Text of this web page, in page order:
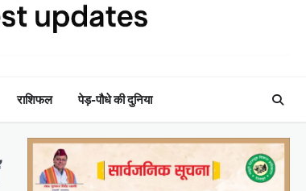
राशिफल पेड़-पौधे की दुनिया